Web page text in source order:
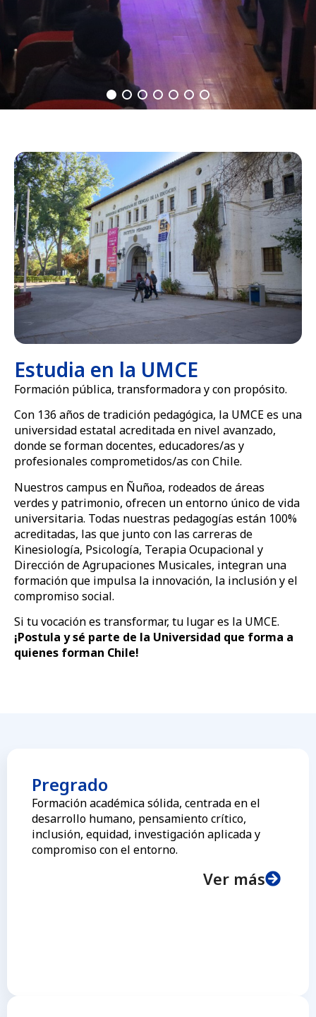
Estudia en la UMCE
Formación pública, transformadora y con propósito.
Con 136 años de tradición pedagógica, la UMCE es una
universidad estatal acreditada en nivel avanzado,
donde se forman docentes, educadores/as y
profesionales comprometidos/as con Chile.
Nuestros campus en Ñuñoa, rodeados de áreas
verdes y patrimonio, ofrecen un entorno único de vida
universitaria. Todas nuestras pedagogías están 100%
acreditadas, las que junto con las carreras de
Kinesiología, Psicología, Terapia Ocupacional y
Dirección de Agrupaciones Musicales, integran una
formación que impulsa la innovación, la inclusión y el
compromiso social.
Si tu vocación es transformar, tu lugar es la UMCE.
¡Postula y sé parte de la Universidad que forma a
quienes forman Chile!
Pregrado
Formación académica sólida, centrada en el
desarrollo humano, pensamiento crítico,
inclusión, equidad, investigación aplicada y
compromiso con el entorno.
Ver más